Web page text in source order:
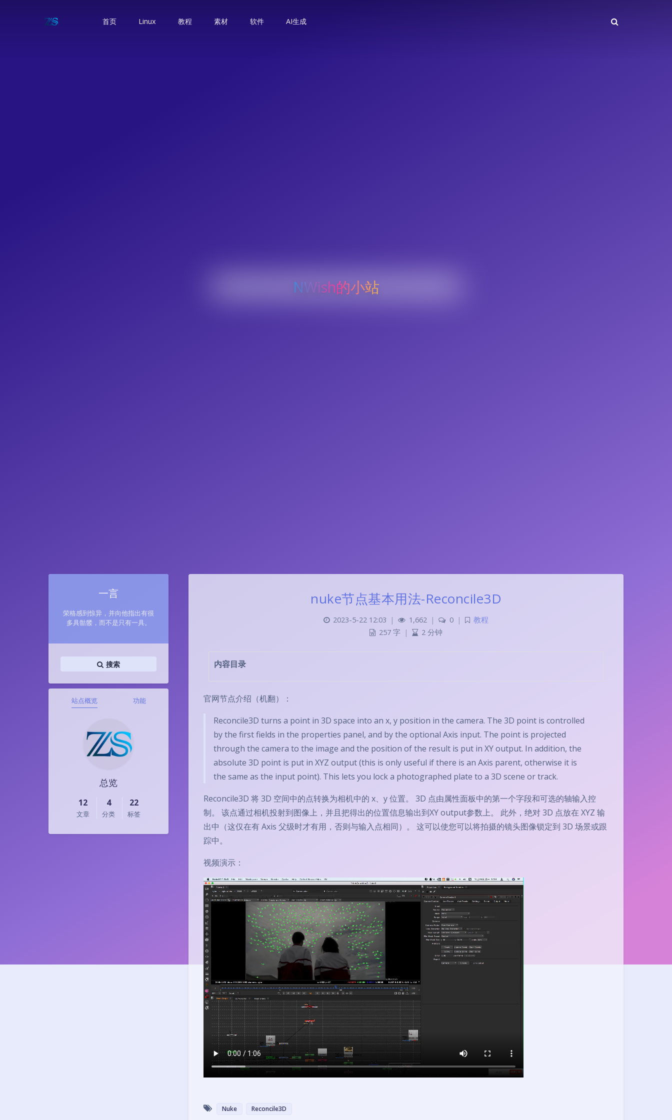
首页 Linux 教程 素材 软件 AI生成
NWish的小站
一言
荣格感到惊异，并向他指出有很
多具骷髅，而不是只有一具。
搜索
站点概览 功能
总览
12
文章
4
分类
22
标签
nuke节点基本用法-Reconcile3D
2023-5-22 12:03 | 1,662 | 0 |
教程
257 字 | 2 分钟
内容目录
官网节点介绍（机翻）：
Reconcile3D turns a point in 3D space into an x, y position in the camera. The 3D point is controlled
by the first fields in the properties panel, and by the optional Axis input. The point is projected
through the camera to the image and the position of the result is put in XY output. In addition, the
absolute 3D point is put in XYZ output (this is only useful if there is an Axis parent, otherwise it is
the same as the input point). This lets you lock a photographed plate to a 3D scene or track.
Reconcile3D 将 3D 空间中的点转换为相机中的 x、y 位置。 3D 点由属性面板中的第一个字段和可选的轴输入控
制。 该点通过相机投射到图像上，并且把得出的位置信息输出到XY output参数上。 此外，绝对 3D 点放在 XYZ 输
出中（这仅在有 Axis 父级时才有用，否则与输入点相同）。 这可以使您可以将拍摄的镜头图像锁定到 3D 场景或跟
踪中。
视频演示：
Nuke Reconcile3D